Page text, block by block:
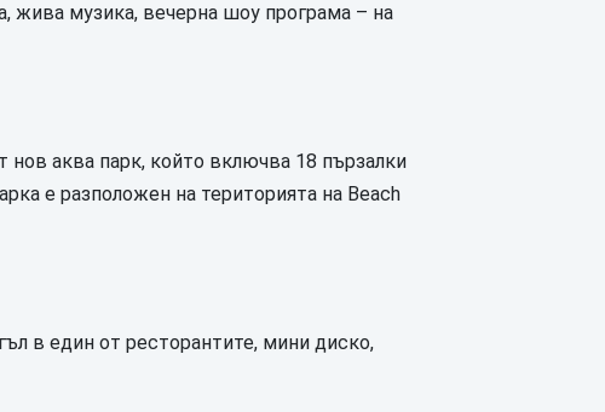
жива музика, вечерна шоу програма – на
нов аква парк, който включва 18 пързалки
е разположен на територията на Beach
в един от ресторантите, мини диско,